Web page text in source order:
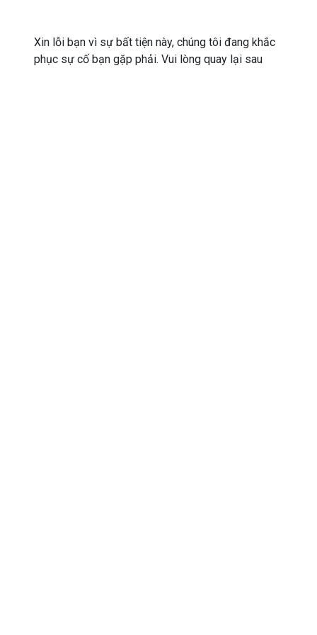
Xin lỗi bạn vì sự bất tiện này, chúng tôi đang khắc
phục sự cố bạn gặp phải. Vui lòng quay lại sau